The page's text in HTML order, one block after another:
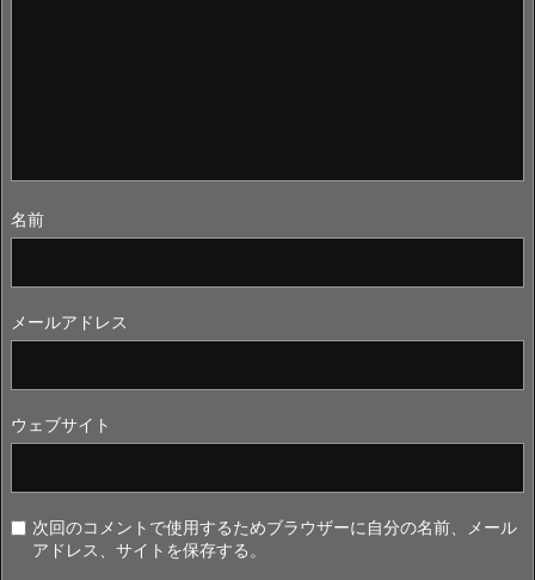
名前
メールアドレス
ウェブサイト
次回のコメントで使用するためブラウザーに自分の名前、メール
アドレス、サイトを保存する。